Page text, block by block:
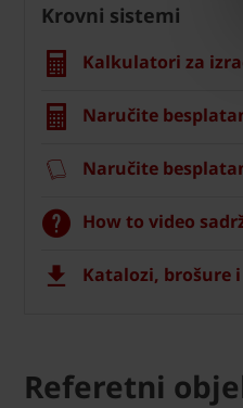
Krovni sistemi
Kalkulatori za
Naručite
Naručite
How to video
Katalozi, brošure
Referetni